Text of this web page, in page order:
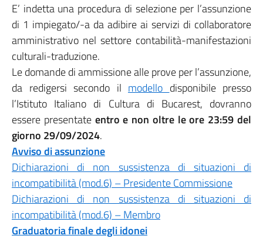
E’ indetta una procedura di selezione per l’assunzione
di 1 impiegato/-a da adibire ai servizi di collaboratore
amministrativo nel settore contabilità-manifestazioni
culturali-traduzione.
Le domande di ammissione alle prove per l’assunzione,
da redigersi secondo il modello disponibile presso
l’Istituto Italiano di Cultura di Bucarest, dovranno
essere presentate entro e non oltre le ore 23:59 del
giorno 29/09/2024.
Avviso di assunzione
Dichiarazioni di non sussistenza di situazioni di
incompatibilità (mod.6) – Presidente Commissione
Dichiarazioni di non sussistenza di situazioni di
incompatibilità (mod.6) – Membro
Graduatoria finale degli idonei